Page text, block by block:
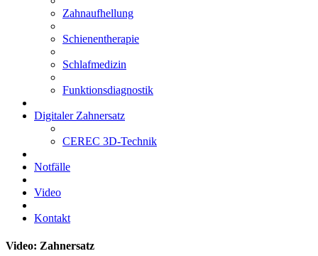
Zahnaufhellung
Schienentherapie
Schlafmedizin
Funktionsdiagnostik
Digitaler Zahnersatz
CEREC 3D-Technik
Notfälle
Video
Kontakt
Video: Zahnersatz